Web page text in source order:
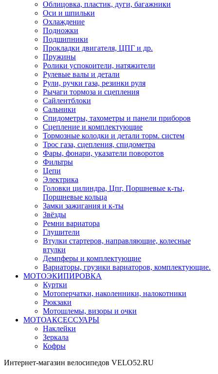
Облицовка, пластик, дуги, багажники
Оси и шпильки
Охлаждение
Подножки
Подшипники
Прокладки двигателя, ЦПГ и др.
Пружины
Ролики успокоители, натяжители
Рулевые валы и детали
Рули, ручки газа, резинки руля
Рычаги тормоза и сцепления
Сайлентблоки
Сальники
Спидометры, тахометры и панели приборов
Сцепление и комплектующие
Тормозные колодки и детали торм. систем
Трос газа, сцепления, спидометра
Фары, фонари, указатели поворотов
Фильтры
Цепи
Электрика
Головки цилиндра, Цпг, Поршневые к-ты,
Поршневые кольца
Замки зажигания и к-ты
Звёзды
Ремни вариатора
Глушители
Втулки стартеров, направляющие, колесные
втулки
Демпферы и комплектующие
Вариаторы, грузики вариаторов, комплектующие.
МОТОЭКИПИРОВКА
Куртки
Мотоперчатки, наколенники, налокотники
Рюкзаки
Мотошлемы, визоры и очки
МОТОАКСЕССУАРЫ
Наклейки
Зеркала
Кофры
Интернет-магазин велосипедов VELO52.RU